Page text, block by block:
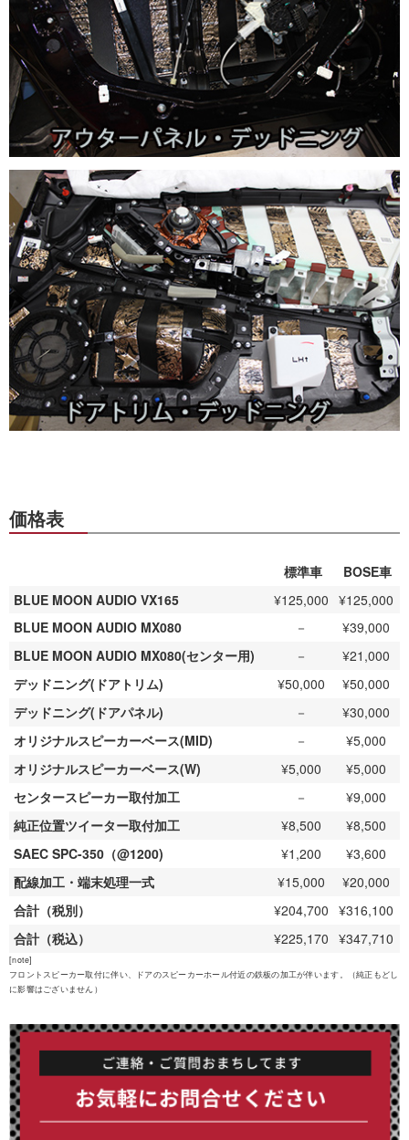
価格表
標準車
BOSE車
BLUE MOON AUDIO VX165
¥125,000 ¥125,000
BLUE MOON AUDIO MX080
－
¥39,000
BLUE MOON AUDIO MX080(センター用)
－
¥21,000
デッドニング(ドアトリム)
¥50,000
¥50,000
デッドニング(ドアパネル)
－
¥30,000
オリジナルスピーカーベース(MID)
－
¥5,000
オリジナルスピーカーベース(W)
¥5,000
¥5,000
センタースピーカー取付加工
－
¥9,000
純正位置ツイーター取付加工
¥8,500
¥8,500
SAEC SPC-350（@1200)
¥1,200
¥3,600
配線加工・端末処理一式
¥15,000
¥20,000
合計（税別）
¥204,700 ¥316,100
合計（税込）
¥225,170 ¥347,710
[note]
フロントスピーカー取付に伴い、ドアのスピーカーホール付近の鉄板の加工が伴います。（純正もどし
に影響はございません）